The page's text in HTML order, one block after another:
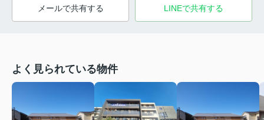
メールで共有する LINEで共有する
よく見られている物件